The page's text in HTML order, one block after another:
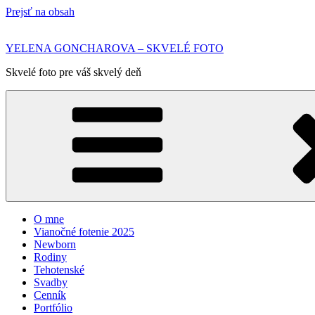
Prejsť na obsah
YELENA GONCHAROVA – SKVELÉ FOTO
Skvelé foto pre váš skvelý deň
O mne
Vianočné fotenie 2025
Newborn
Rodiny
Tehotenské
Svadby
Cenník
Portfólio